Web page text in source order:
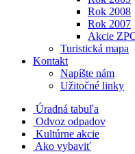
Rok 2008
Rok 2007
Akcie
Turistická mapa
Kontakt
Napíšte nám
Užitočné linky
Úradná tabuľa
Odvoz odpadov
Kultúrne akcie
Ako vybaviť